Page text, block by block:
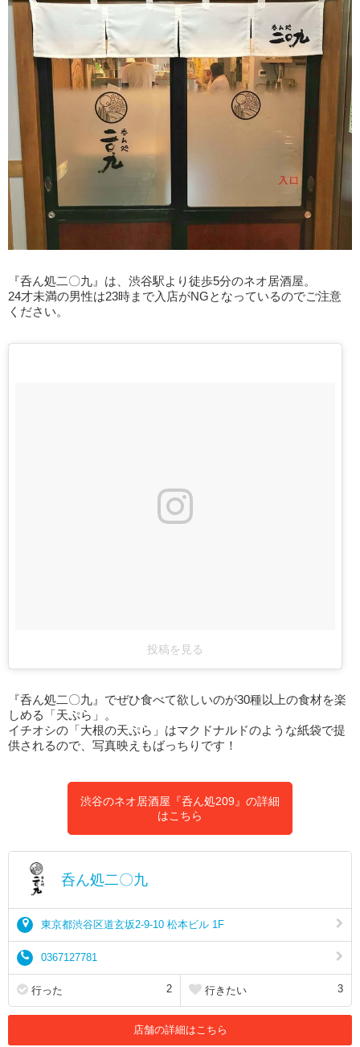
『呑ん処二〇九』は、渋谷駅より徒歩5分のネオ居酒屋。
24才未満の男性は23時まで入店がNGとなっているのでご注意
ください。
投稿を見る
『呑ん処二〇九』でぜひ食べて欲しいのが30種以上の食材を楽
しめる「天ぷら」。
イチオシの「大根の天ぷら」はマクドナルドのような紙袋で提
供されるので、写真映えもばっちりです！
渋谷のネオ居酒屋『呑ん処209』の詳細
はこちら
呑ん処二〇九
東京都渋谷区道玄坂2-9-10 松本ビル 1F
0367127781
行った 2 行きたい 3
店舗の詳細はこちら